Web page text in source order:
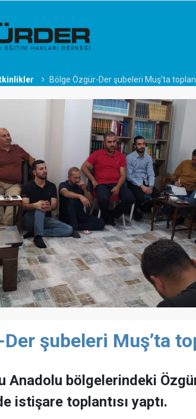
Bölge Özgür-Der şubeleri Muş’ta
şubeleri Muş’ta
Anadolu bölgelerindeki
istişare toplantısı yaptı.